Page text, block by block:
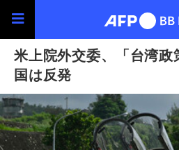
米上院外交委、「台湾政
国は反発